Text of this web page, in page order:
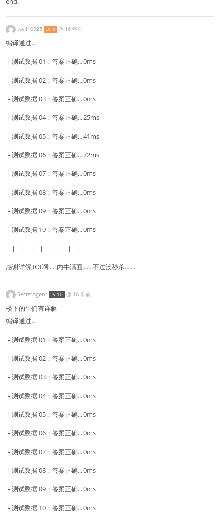
tsy110925 LV 8 @ 16 年前
编译通过...
├ 测试数据 01：答案正确... 0ms
├ 测试数据 02：答案正确... 0ms
├ 测试数据 03：答案正确... 0ms
├ 测试数据 04：答案正确... 25ms
├ 测试数据 05：答案正确... 41ms
├ 测试数据 06：答案正确... 72ms
├ 测试数据 07：答案正确... 0ms
├ 测试数据 08：答案正确... 0ms
├ 测试数据 09：答案正确... 0ms
├ 测试数据 10：答案正确... 0ms
---|---|---|---|---|---|---|---|-
感谢详解,IOI啊......内牛满面.......不过没秒杀.......
SecretAgent LV 10 @ 16 年前
楼下的牛们有详解
编译通过...
├ 测试数据 01：答案正确... 0ms
├ 测试数据 02：答案正确... 0ms
├ 测试数据 03：答案正确... 0ms
├ 测试数据 04：答案正确... 0ms
├ 测试数据 05：答案正确... 0ms
├ 测试数据 06：答案正确... 0ms
├ 测试数据 07：答案正确... 0ms
├ 测试数据 08：答案正确... 0ms
├ 测试数据 09：答案正确... 0ms
├ 测试数据 10：答案正确... 0ms